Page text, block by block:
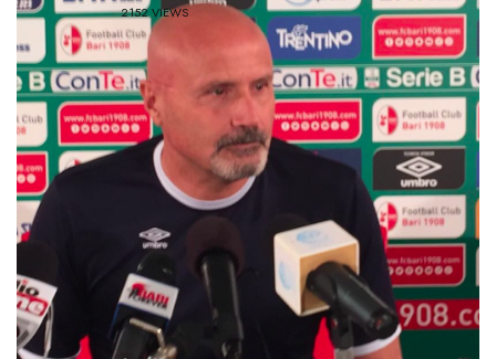
2152 VIEWS